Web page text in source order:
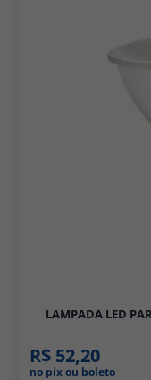
LAMPADA LED
R$ 52,20
no pix ou boleto